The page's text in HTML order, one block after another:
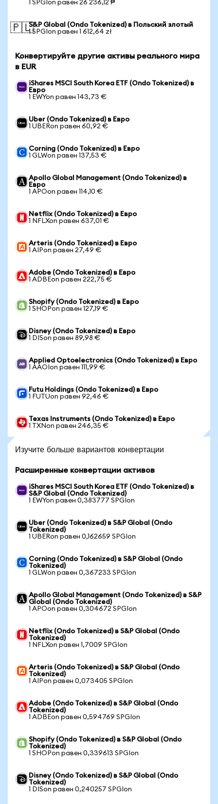
1 SPGIon равен 26 236,12 ₱
🇵🇱S&P Global (Ondo Tokenized) в Польский злотый
1 SPGIon равен 1 612,64 zł
Конвертируйте другие активы реального мира
в EUR
iShares MSCI South Korea ETF (Ondo Tokenized) в
Евро
1 EWYon равен 143,73 €
Uber (Ondo Tokenized) в Евро
1 UBERon равен 60,92 €
Corning (Ondo Tokenized) в Евро
1 GLWon равен 137,53 €
Apollo Global Management (Ondo Tokenized) в
Евро
1 APOon равен 114,10 €
Netflix (Ondo Tokenized) в Евро
1 NFLXon равен 637,01 €
Arteris (Ondo Tokenized) в Евро
1 AIPon равен 27,49 €
Adobe (Ondo Tokenized) в Евро
1 ADBEon равен 222,75 €
Shopify (Ondo Tokenized) в Евро
1 SHOPon равен 127,19 €
Disney (Ondo Tokenized) в Евро
1 DISon равен 89,98 €
Applied Optoelectronics (Ondo Tokenized) в Евро
1 AAOIon равен 111,99 €
Futu Holdings (Ondo Tokenized) в Евро
1 FUTUon равен 92,46 €
Texas Instruments (Ondo Tokenized) в Евро
1 TXNon равен 246,35 €
Изучите больше вариантов конвертации
Расширенные конвертации активов
iShares MSCI South Korea ETF (Ondo Tokenized) в
S&P Global (Ondo Tokenized)
1 EWYon равен 0,383777 SPGIon
Uber (Ondo Tokenized) в S&P Global (Ondo
Tokenized)
1 UBERon равен 0,162659 SPGIon
Corning (Ondo Tokenized) в S&P Global (Ondo
Tokenized)
1 GLWon равен 0,367233 SPGIon
Apollo Global Management (Ondo Tokenized) в S&P
Global (Ondo Tokenized)
1 APOon равен 0,304672 SPGIon
Netflix (Ondo Tokenized) в S&P Global (Ondo
Tokenized)
1 NFLXon равен 1,7009 SPGIon
Arteris (Ondo Tokenized) в S&P Global (Ondo
Tokenized)
1 AIPon равен 0,073405 SPGIon
Adobe (Ondo Tokenized) в S&P Global (Ondo
Tokenized)
1 ADBEon равен 0,594769 SPGIon
Shopify (Ondo Tokenized) в S&P Global (Ondo
Tokenized)
1 SHOPon равен 0,339613 SPGIon
Disney (Ondo Tokenized) в S&P Global (Ondo
Tokenized)
1 DISon равен 0,240257 SPGIon